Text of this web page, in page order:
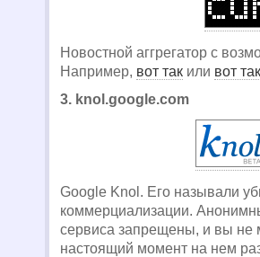
Новостной аггрегатор с
Например, вот так или вот так
3. knol.google.com
Google Knol. Его называли
коммерциализации.
сервиса запрещены, и вы не
настоящий момент на нем